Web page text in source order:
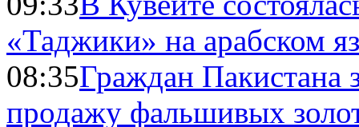
«Таджики» на арабском
08:35Граждан Пакистана
продажу фальшивых